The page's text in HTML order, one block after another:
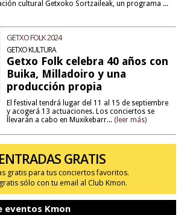
cultural Getxoko Sortzaileak, un programa ...
GETXO FOLK 2024
GETXO KULTURA
Getxo Folk celebra 40 años con
Buika, Milladoiro y una
producción propia
El festival tendrá lugar del 11 al 15 de septiembre
y acogerá 13 actuaciones. Los conciertos se
llevarán a cabo en Muxikebarr... (leer más)
ENTRADAS GRATIS
gratis para tus conciertos favoritos.
sólo con tu email al Club Kmon.
eventos Kmon